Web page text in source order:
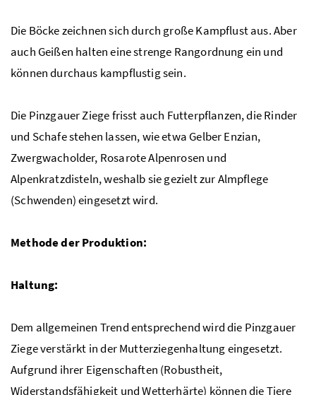
Die Böcke zeichnen sich durch große Kampflust aus. Aber
auch Geißen halten eine strenge Rangordnung ein und
können durchaus kampflustig sein.
Die Pinzgauer Ziege frisst auch Futterpflanzen, die Rinder
und Schafe stehen lassen, wie etwa Gelber Enzian,
Zwergwacholder, Rosarote Alpenrosen und
Alpenkratzdisteln, weshalb sie gezielt zur Almpflege
(Schwenden) eingesetzt wird.
Methode der Produktion:
Haltung:
Dem allgemeinen Trend entsprechend wird die Pinzgauer
Ziege verstärkt in der Mutterziegenhaltung eingesetzt.
Aufgrund ihrer Eigenschaften (Robustheit,
Widerstandsfähigkeit und Wetterhärte) können die Tiere